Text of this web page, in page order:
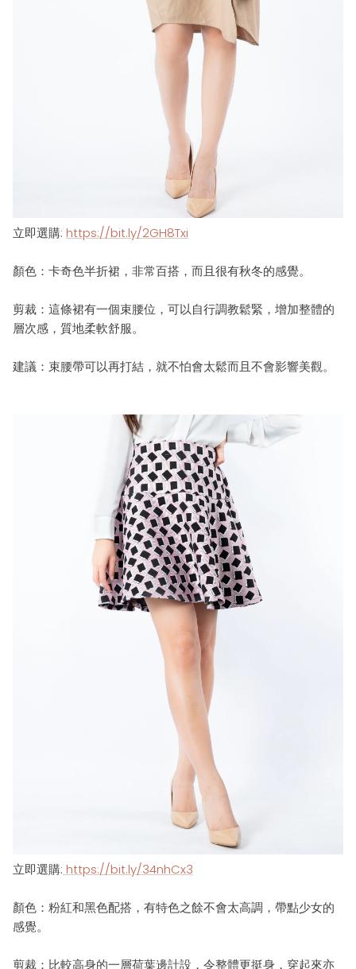
立即選購: https://bit.ly/2GH8Txi
顏色： 卡奇色半折裙 ，非常百搭， 而且很有秋冬的感覺。
剪裁： 這條裙有一個束腰位，可以自行調教鬆緊，增加整體的
層次感，質地柔軟舒服。
建議 ： 束腰帶可以再打結，就不怕會太鬆而且不會影響美觀。
立即選購: https://bit.ly/34nhCx3
顏色：粉紅和黑色配搭，有特色之餘不會太高調，帶點少女的
感覺。
剪裁：比較高身的一層荷葉邊計設，令整體更挺身，穿起來亦